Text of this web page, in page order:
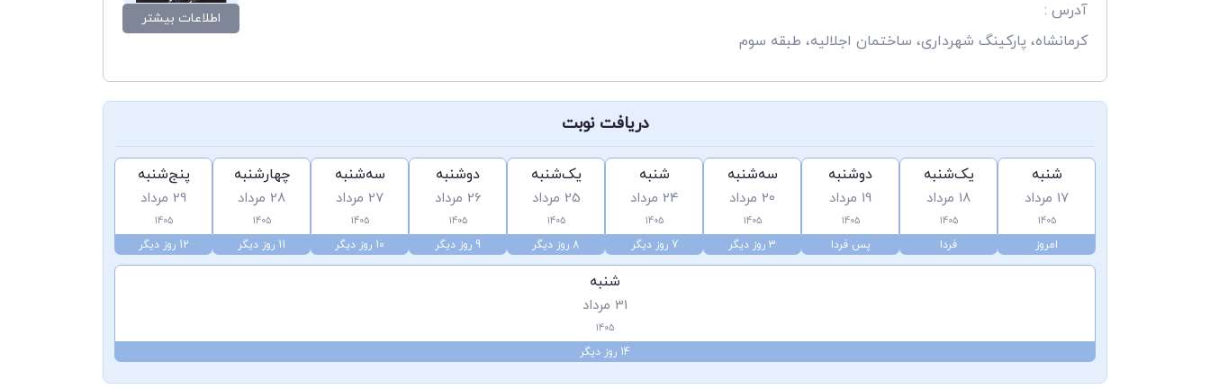
آدرس :
کرمانشاه، پارکینگ شهرداری، ساختمان اجلالیه، طبقه سوم
اطلاعات بیشتر
دریافت نوبت
شنبه
17 مرداد
1405
امروز
یک‌شنبه
18 مرداد
1405
فردا
دوشنبه
19 مرداد
1405
پس فردا
سه‌شنبه
20 مرداد
1405
3 روز دیگر
شنبه
24 مرداد
1405
7 روز دیگر
یک‌شنبه
25 مرداد
1405
8 روز دیگر
دوشنبه
26 مرداد
1405
9 روز دیگر
سه‌شنبه
27 مرداد
1405
10 روز دیگر
چهارشنبه
28 مرداد
1405
11 روز دیگر
پنج‌شنبه
29 مرداد
1405
12 روز دیگر
شنبه
31 مرداد
1405
14 روز دیگر